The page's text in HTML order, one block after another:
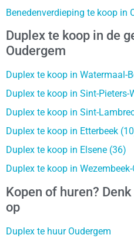
Benedenverdieping te koop in
Duplex te koop in de
Oudergem
Duplex te koop in Watermaal-
Duplex te koop in Sint-Pieters-
Duplex te koop in Sint-
Duplex te koop in Etterbeek
Duplex te koop in Elsene (36)
Duplex te koop in
Kopen of huren?
op
Duplex te huur Oudergem